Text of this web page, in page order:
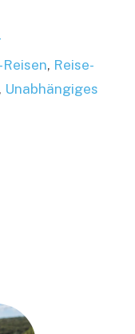
, Reise-
, Unabhängiges